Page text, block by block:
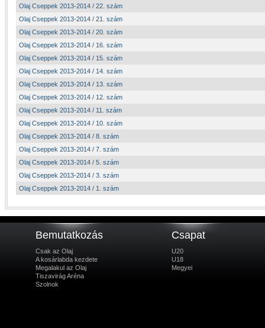
Olaj Cseppek 2013-2014 / 22. szám
Olaj Cseppek 2013-2014 / 21. szám
Olaj Cseppek 2013-2014 / 20. szám
Olaj Cseppek 2013-2014 / 16. szám
Olaj Cseppek 2013-2014 / 15. szám
Olaj Cseppek 2013-2014 / 14. szám
Olaj Cseppek 2013-2014 / 13. szám
Olaj Cseppek 2013-2014 / 12. szám
Olaj Cseppek 2013-2014 / 11. szám
Olaj Cseppek 2013-2014 / 10. szám
Olaj Cseppek 2013-2014 / 8. szám
Olaj Cseppek 2013-2014 / 7. szám
Olaj Cseppek 2013-2014 / 5. szám
Olaj Cseppek 2013-2014 / 3. szám
Olaj Cseppek 2013-2014 / 1. szám
Bemutatkozás
Csak az Olaj
A kosárlabda kezdete
Megalakul az Olaj
Tiszavirág Aréna
Szolnok
Csapat
U20
U18
Megyei